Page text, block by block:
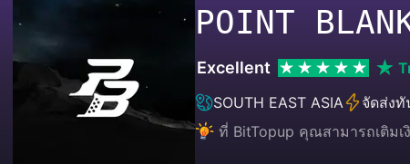
POINT
Excellent
SOUTH EAST ASIA
จัดส่ง
ที่ BitTopup คุณสามารถเติม